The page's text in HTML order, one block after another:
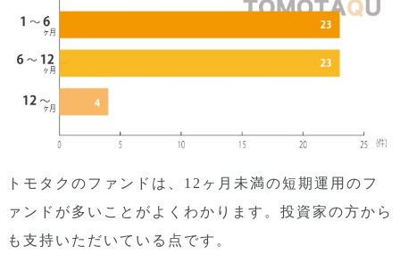
トモタクのファンドは、12ヶ月未満の短期運用のフ
ァンドが多いことがよくわかります。投資家の方から
も支持いただいている点です。